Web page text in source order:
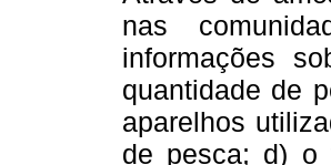
nas
informações
quantidade de
aparelhos
de pesca; d) o